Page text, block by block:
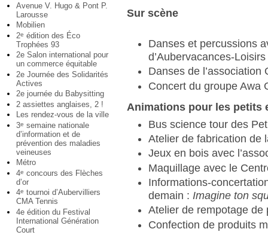
Avenue V. Hugo & Pont P.
Larousse
Mobilien
2e édition des Éco
Trophées 93
2e Salon international pour
un commerce équitable
2e Journée des Solidarités
Actives
2e journée du Babysitting
2 assiettes anglaises, 2 !
Les rendez-vous de la ville
3e semaine nationale
d’information et de
prévention des maladies
veineuses
Métro
4e concours des Flèches
d’or
4e tournoi d’Aubervilliers
CMA Tennis
4e édition du Festival
International Génération
Court
Sur scène
Danses et percussions
d’Aubervacances-Loisirs
Danses de l’association
Concert du groupe Awa
Animations pour les petits
Bus science tour des
Atelier de fabrication de
Jeux en bois avec
Maquillage avec le
Informations-
demain :Imagine ton
Atelier de rempotage de
Confection de produits